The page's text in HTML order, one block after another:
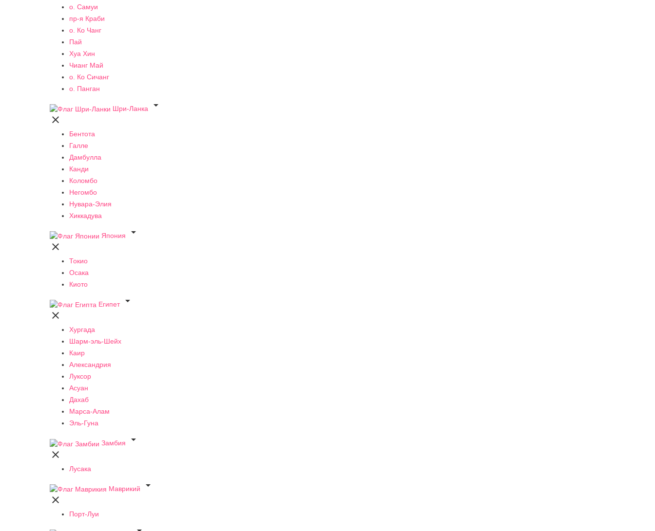
о. Самуи
пр-я Краби
о. Ко Чанг
Пай
Хуа Хин
Чианг Май
о. Ко Сичанг
о. Панган
Шри-Ланка


Бентота
Галле
Дамбулла
Канди
Коломбо
Негомбо
Нувара-Элия
Хиккадува
Япония


Токио
Осака
Киото
Египет


Хургада
Шарм-эль-Шейх
Каир
Александрия
Луксор
Асуан
Дахаб
Марса-Алам
Эль-Гуна
Замбия


Лусака
Маврикий


Порт-Луи